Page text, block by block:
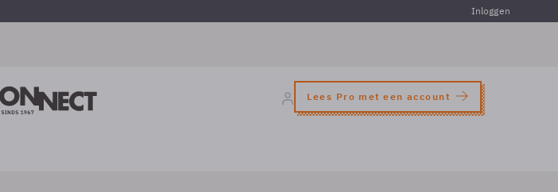
Inloggen
Lees Pro met een account